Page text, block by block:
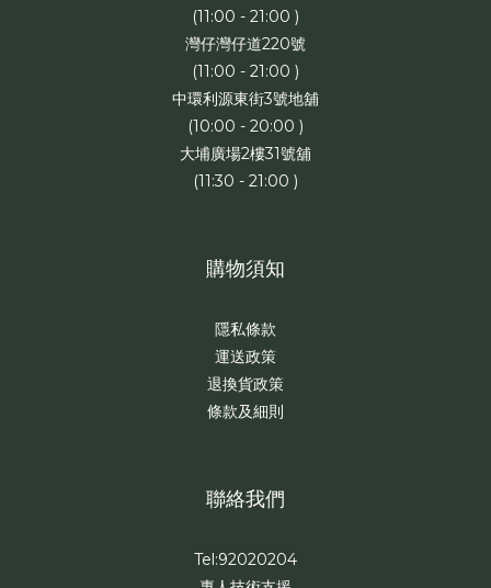
(11:00 - 21:00 )
灣仔灣仔道220號
(11:00 - 21:00 )
中環利源東街3號地舖
(10:00 - 20:00 )
大埔廣場2樓31號舖
(11:30 - 21:00 )
購物須知
隱私條款
運送政策
退換貨政策
條款及細則
聯絡我們
Tel:92020204